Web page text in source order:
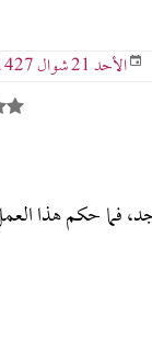
الأحد 21 شوال 1427 هـ - 12-11-2006 م
فما حكم هذا